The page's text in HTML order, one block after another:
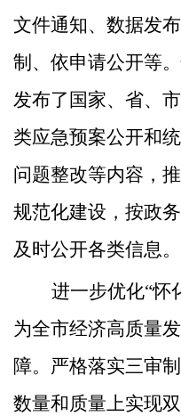
文件通知、数据发布
制、依申请公开等。
发布了 国家、省、
类应急预案公开和
问题整改等内容，
规范化建设，按政
及时公开各类信息。
进一步优化“怀
为全市经济高质量
障。严格落实三审
数量和质量上实现